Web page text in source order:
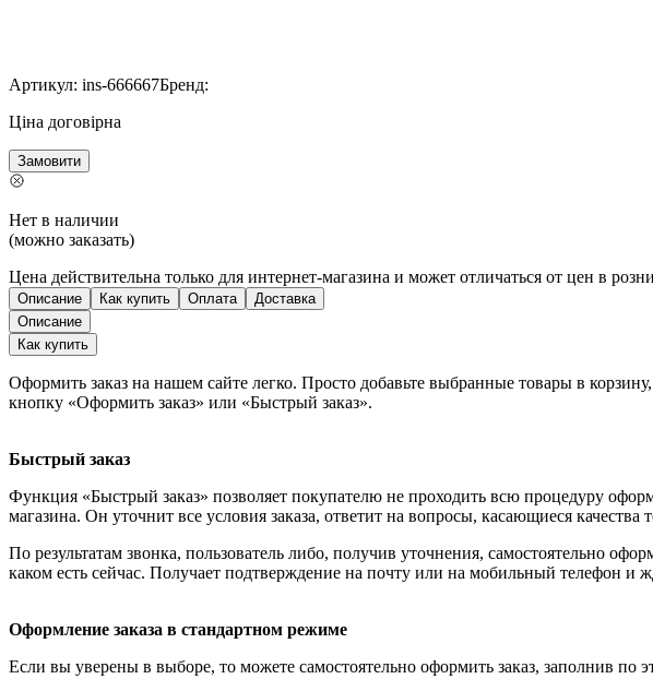
Артикул: ins-666667Бренд:
Ціна договірна
Замовити
Нет в наличии
(можно заказать)
Цена действительна только для интернет-магазина и может отличаться от цен в
Описание Как купить Оплата
Доставка
Описание
Как купить
Оформить заказ на нашем сайте легко. Просто добавьте выбранные товары в
кнопку «Оформить заказ» или «Быстрый заказ».
Быстрый заказ
Функция «Быстрый заказ» позволяет покупателю не проходить всю процедуру
магазина. Он уточнит все условия заказа, ответит на вопросы, касающиеся
По результатам звонка, пользователь либо, получив уточнения, самостоятельно
каком есть сейчас. Получает подтверждение на почту или на мобильный телефон и
Оформление заказа в стандартном режиме
Если вы уверены в выборе, то можете самостоятельно оформить заказ, заполнив по